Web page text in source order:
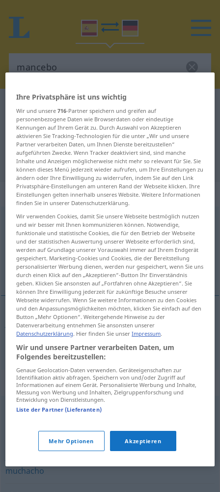
Spanisch-Deutsch Wörterbuch
Spanisch-Deutsch Übersetzung für
"mancebo"
"mancebo" Deutsch Übersetzung
„mancebo“: masculino
mancebo [manˈθeβo]m
Übersicht aller Übersetzungen
(Für mehr Details die Übersetzung anklicken/antippen)
Jüngling, Apotheken-Gehilfe
Jünglingm mancebo
(Apotheken-)Gehilfem mancebo COM
Synonyme für "mancebo"
empleado ayudante
asalariado
muchacho
Ihre Privatsphäre ist uns wichtig
Wir und unsere716-Partner speichern und greifen auf
personenbezogene Daten wie Browserdaten oder eindeutige
Kennungen auf Ihrem Gerät zu. Durch Auswahl von Akzeptieren
aktivieren Sie Tracking-Technologien für die unter „Wir und unsere
Partner verarbeiten Daten, um Ihnen Dienste bereitzustellen“
aufgeführten Zwecke. Wenn Tracker deaktiviert sind, sind manche
Inhalte und Anzeigen möglicherweise nicht mehr so relevant für Sie. Sie
können dieses Menü jederzeit wieder aufrufen, um Ihre Einstellungen zu
ändern oder Ihre Einwilligung zu widerrufen, indem Sie auf den Link
Privatsphäre-Einstellungen am unteren Rand der Webseite klicken. Ihre
Einstellungen gelten innerhalb unseres Website. Weitere Informationen
finden Sie in unserer Datenschutzerklärung.
Wir verwenden Cookies, damit Sie unsere Webseite bestmöglich nutzen
und wir besser mit Ihnen kommunizieren können. Notwendige,
funktionale und statistische Cookies, die für den Betrieb der Webseite
und der statistischen Auswertung unserer Webseite erforderlich sind,
werden auf Grundlage unserer Vorauswahl immer auf Ihrem Endgerät
gespeichert. Marketing-Cookies und Cookies, die der Bereitstellung
personalisierter Werbung dienen, werden nur gespeichert, wenn Sie uns
durch einen Klick auf den „Akzeptieren“-Button Ihr Einverständnis
geben. Klicken Sie ansonsten auf „Fortfahren ohne Akzeptieren“. Sie
können Ihre Einwilligung jederzeit für zukünftige Besuche unserer
Webseite widerrufen. Wenn Sie weitere Informationen zu den Cookies
und den Anpassungsmöglichkeiten möchten, klicken Sie einfach auf den
Button „Mehr Optionen“. Weitergehende Hinweise zu der
Datenverarbeitung entnehmen Sie ansonsten unserer
Datenschutzerklärung. Hier finden Sie unserImpressum.
Wir und unsere Partner verarbeiten Daten, um
Folgendes bereitzustellen:
Genaue Geolocation-Daten verwenden. Geräteeigenschaften zur
Identifikation aktiv abfragen. Speichern von und/oder Zugriff auf
Informationen auf einem Gerät. Personalisierte Werbung und Inhalte,
Messung von Werbung und Inhalten, Zielgruppenforschung und
Entwicklung von Dienstleistungen.
Liste der Partner (Lieferanten)
Mehr Optionen Akzeptieren